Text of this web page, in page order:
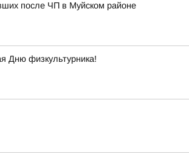
после ЧП в Муйском районе
Дню физкультурника!